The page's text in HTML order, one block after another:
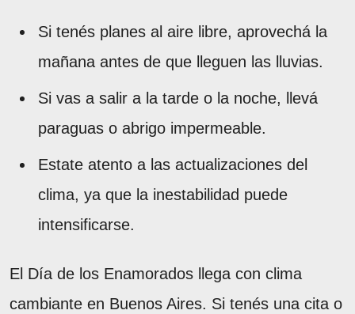
Si tenés planes al aire libre, aprovechá la
mañana antes de que lleguen las lluvias.
Si vas a salir a la tarde o la noche, llevá
paraguas o abrigo impermeable.
Estate atento a las actualizaciones del
clima, ya que la inestabilidad puede
intensificarse.
El Día de los Enamorados llega con clima
cambiante en Buenos Aires. Si tenés una cita o